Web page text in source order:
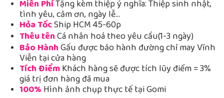
Miễn PhíTặng kèm thiệp ý nghĩa: Thiệp sinh nhật,
tình yêu, cảm ơn, ngày lễ…
Hỏa TốcShip HCM 45-60p
Thêu tênCá nhân hoá theo yêu cầu(1-3 ngày)
Bảo HànhGấu được bảo hành đường chỉ may Vĩnh
Viễn tại cửa hàng
Tích ĐiểmKhách hàng sẽ được tích lũy điểm = 3%
giá trị đơn hàng đã mua
100% Hình ảnh chụp thực tế tại Gomi